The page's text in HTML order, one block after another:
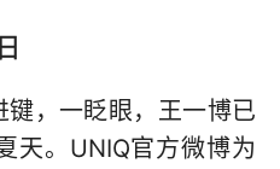
键，一眨眼，王一博已
天。UNIQ官方微博为